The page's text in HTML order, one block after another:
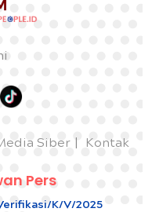
Siber Kontak
Pers
K/V/2025